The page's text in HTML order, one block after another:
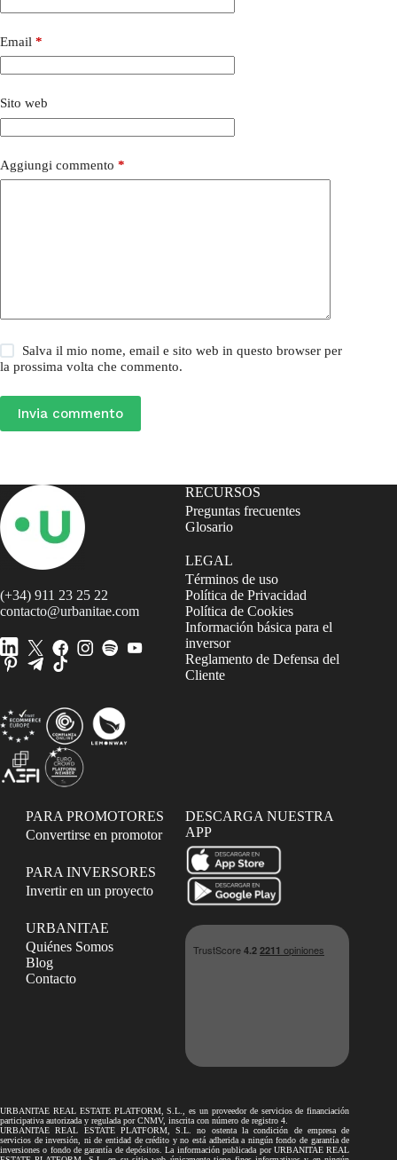
Email *
Sito web
Aggiungi commento *
Salva il mio nome, email e sito web in questo browser per
la prossima volta che commento.
Invia commento
(+34) 911 23 25 22
contacto@urbanitae.com
RECURSOS
Preguntas frecuentes
Glosario
LEGAL
Términos de uso
Política de Privacidad
Política de Cookies
Información básica para el
inversor
Reglamento de Defensa del
Cliente
PARA PROMOTORES
Convertirse en promotor
PARA INVERSORES
Invertir en un proyecto
URBANITAE
Quiénes Somos
Blog
Contacto
DESCARGA NUESTRA
APP
URBANITAE REAL ESTATE PLATFORM, S.L., es un proveedor de servicios de financiación
participativa autorizada y regulada por CNMV, inscrita con número de registro 4.
URBANITAE REAL ESTATE PLATFORM, S.L. no ostenta la condición de empresa de
servicios de inversión, ni de entidad de crédito y no está adherida a ningún fondo de garantía de
inversiones o fondo de garantía de depósitos. La información publicada por URBANITAE REAL